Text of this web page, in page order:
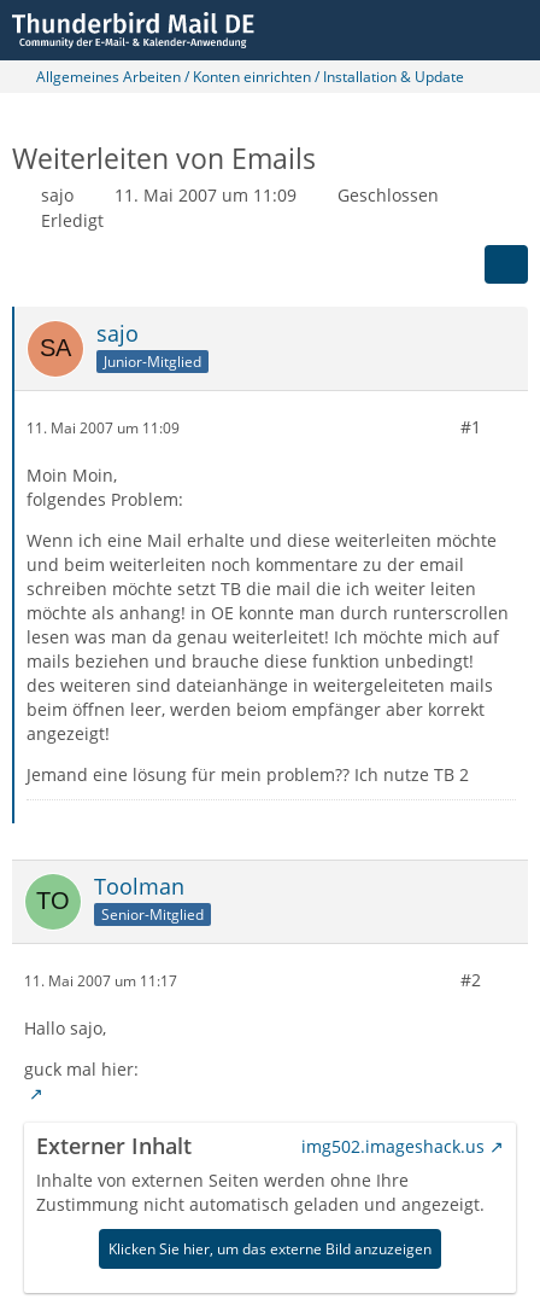
Allgemeines Arbeiten / Konten einrichten / Installation & Update
Weiterleiten von Emails
sajo 11. Mai 2007 um 11:09
Geschlossen
Erledigt
sajo
Junior-Mitglied
11. Mai 2007 um 11:09 #1
Moin Moin,
folgendes Problem:
Wenn ich eine Mail erhalte und diese weiterleiten möchte
und beim weiterleiten noch kommentare zu der email
schreiben möchte setzt TB die mail die ich weiter leiten
möchte als anhang! in OE konnte man durch runterscrollen
lesen was man da genau weiterleitet! Ich möchte mich auf
mails beziehen und brauche diese funktion unbedingt!
des weiteren sind dateianhänge in weitergeleiteten mails
beim öffnen leer, werden beiom empfänger aber korrekt
angezeigt!
Jemand eine lösung für mein problem?? Ich nutze TB 2
Toolman
Senior-Mitglied
11. Mai 2007 um 11:17 #2
Hallo sajo,
guck mal hier:
Externer Inhalt
img502.imageshack.us
Inhalte von externen Seiten werden ohne Ihre
Zustimmung nicht automatisch geladen und angezeigt.
Klicken Sie hier, um das externe Bild anzuzeigen